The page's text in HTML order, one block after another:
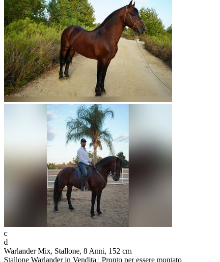
c
d
Warlander Mix, Stallone, 8 Anni, 152 cm
Stallone Warlander in Vendita | Pronto per essere montato